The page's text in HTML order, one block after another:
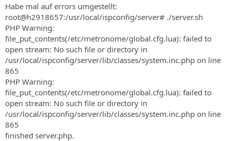
Habe mal auf errors umgestellt:
root@h2918657:/usr/local/ispconfig/server# ./server.sh
PHP Warning:
file_put_contents(/etc/metronome/global.cfg.lua): failed to
open stream: No such file or directory in
/usr/local/ispconfig/server/lib/classes/system.inc.php on line
865
PHP Warning:
file_put_contents(/etc/metronome/global.cfg.lua): failed to
open stream: No such file or directory in
/usr/local/ispconfig/server/lib/classes/system.inc.php on line
865
finished server.php.